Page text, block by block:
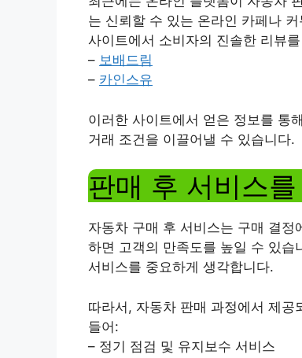
는 신뢰할 수 있는 온라인 카페나
사이트에서 소비자의 진솔한 리뷰
– 보배드림
– 카인스유
이러한 사이트에서 얻은 정보를 통
거래 조건을 이끌어낼 수 있습니다.
판매 후 서비스
자동차 구매 후 서비스는 구매 결정
하면 고객의 만족도를 높일 수 있
서비스를 중요하게 생각합니다.
따라서, 자동차 판매 과정에서 제
들어:
– 정기 점검 및 유지보수 서비스